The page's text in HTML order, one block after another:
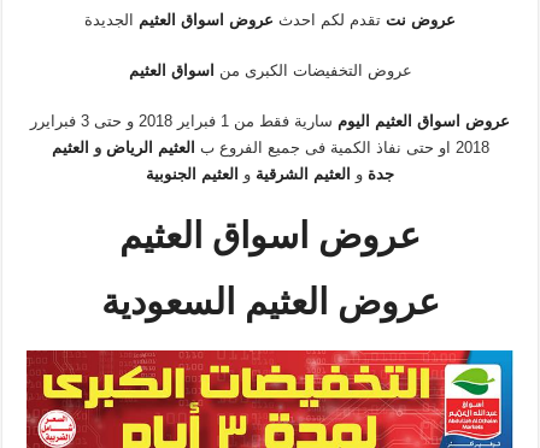
عروض نتتقدم لكم احدث عروض اسواق العثيمالجديدة
عروض التخفيضات الكبرى من اسواق العثيم
عروض اسواق العثيم اليوم
سارية فقط من 1 فبراير 2018 و حتى 3 فبرايرر
2018 او حتى نفاذ الكمية فى جميع الفروع ب
العثيم الرياضو العثيم
جدةو العثيم الشرقية والعثيم الجنوبية
عروض اسواق العثيم
عروض العثيم السعودية